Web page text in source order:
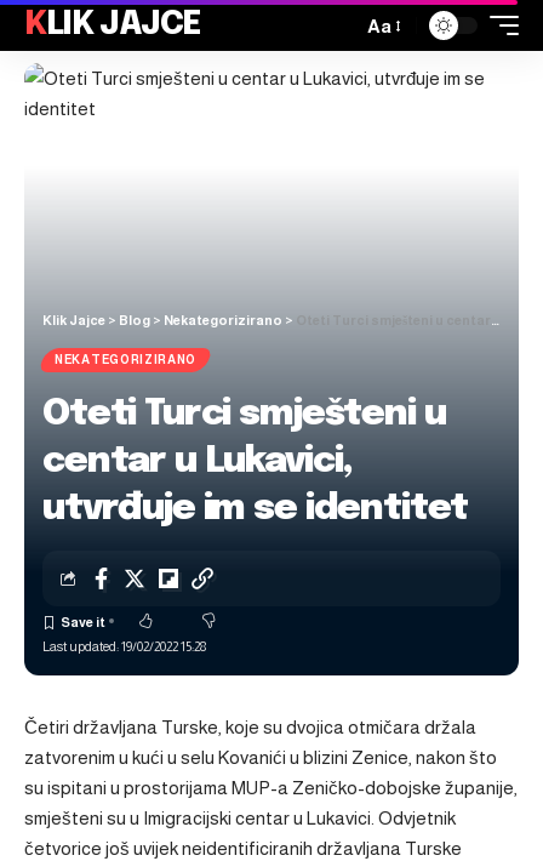
KLIK JAJCE Aa
Klik Jajce > Blog > Nekategorizirano >
NEKATEGORIZIRANO
Oteti Turci smješteni u
centar u Lukavici,
utvrđuje im se identitet
Last updated: 19/02/2022 15:28
Četiri državljana Turske, koje su dvojica otmičara držala
zatvorenim u kući u selu Kovanići u blizini Zenice, nakon što
su ispitani u prostorijama MUP-a Zeničko-dobojske županije,
smješteni su u Imigracijski centar u Lukavici. Odvjetnik
četvorice još uvijek neidentificiranih državljana Turske